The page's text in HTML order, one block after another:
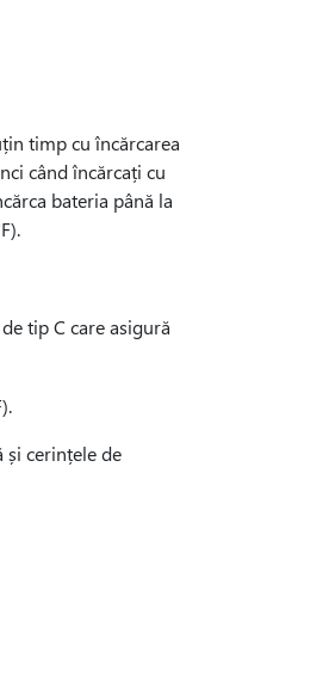
timp cu încărcarea
când încărcați cu
bateria până la
tip C care asigură
și cerințele de